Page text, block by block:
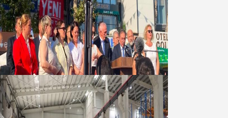
Yeni Parti Bandırma Teşkilatı kuruldu
06 Ağustos 2026